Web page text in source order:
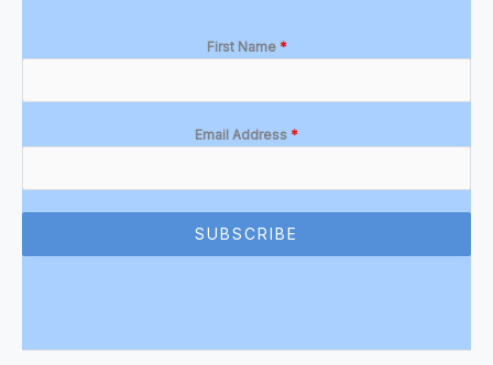
First Name *
Email Address *
SUBSCRIBE